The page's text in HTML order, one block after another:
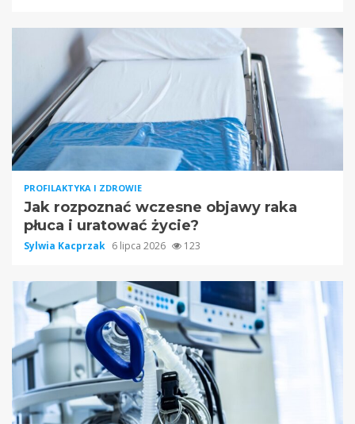
PROFILAKTYKA I ZDROWIE
Jak rozpoznać wczesne objawy raka
płuca i uratować życie?
Sylwia Kacprzak 6 lipca 2026 123